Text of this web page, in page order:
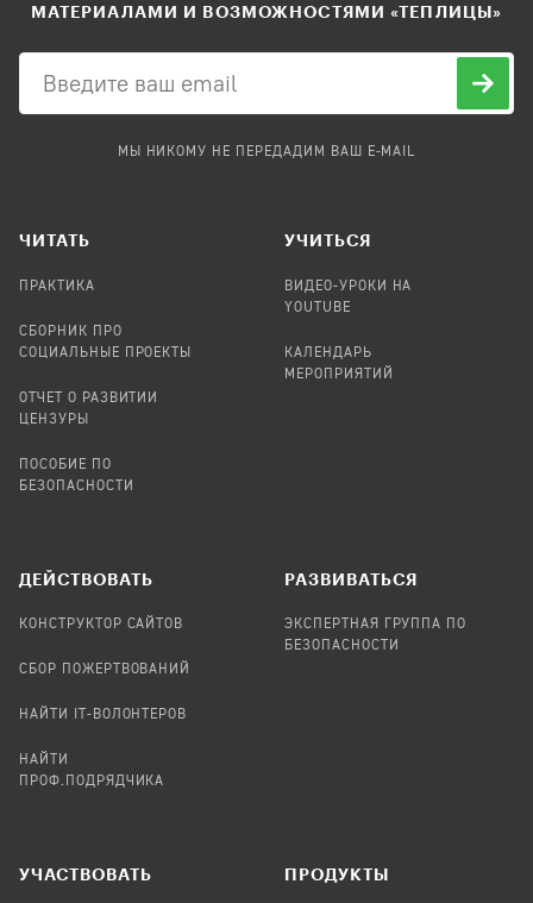
МАТЕРИАЛАМИ И ВОЗМОЖНОСТЯМИ «ТЕПЛИЦЫ»
МЫ НИКОМУ НЕ ПЕРЕДАДИМ ВАШ E-MAIL
ЧИТАТЬ
ПРАКТИКА
СБОРНИК ПРО
СОЦИАЛЬНЫЕ ПРОЕКТЫ
ОТЧЕТ О РАЗВИТИИ
ЦЕНЗУРЫ
ПОСОБИЕ ПО
БЕЗОПАСНОСТИ
УЧИТЬСЯ
ВИДЕО-УРОКИ НА
YOUTUBE
КАЛЕНДАРЬ
МЕРОПРИЯТИЙ
ДЕЙСТВОВАТЬ
КОНСТРУКТОР САЙТОВ
СБОР ПОЖЕРТВОВАНИЙ
НАЙТИ IT-ВОЛОНТЕРОВ
НАЙТИ
ПРОФ.ПОДРЯДЧИКА
РАЗВИВАТЬСЯ
ЭКСПЕРТНАЯ ГРУППА ПО
БЕЗОПАСНОСТИ
УЧАСТВОВАТЬ ПРОДУКТЫ